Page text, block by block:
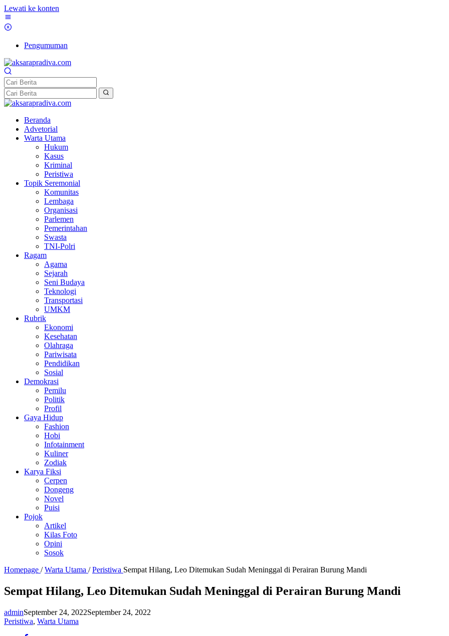
Lewati ke konten
Pengumuman
Beranda
Advetorial
Warta Utama
Hukum
Kasus
Kriminal
Peristiwa
Topik Seremonial
Komunitas
Lembaga
Organisasi
Parlemen
Pemerintahan
Swasta
TNI-Polri
Ragam
Agama
Sejarah
Seni Budaya
Teknologi
Transportasi
UMKM
Rubrik
Ekonomi
Kesehatan
Olahraga
Pariwisata
Pendidikan
Sosial
Demokrasi
Pemilu
Politik
Profil
Gaya Hidup
Fashion
Hobi
Infotainment
Kuliner
Zodiak
Karya Fiksi
Cerpen
Dongeng
Novel
Puisi
Pojok
Artikel
Kilas Foto
Opini
Sosok
Homepage / Warta Utama / Peristiwa Sempat Hilang, Leo Ditemukan Sudah Meninggal di Perairan Burung Mandi
Sempat Hilang, Leo Ditemukan Sudah Meninggal di Perairan Burung Mandi
adminSeptember 24, 2022September 24, 2022
Peristiwa, Warta Utama